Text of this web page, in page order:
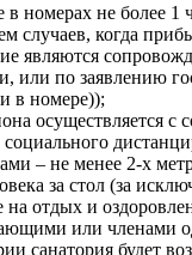
в номерах не более 1
случаев, когда
являются
или по заявлению
в номере));
осуществляется с
– не менее 2-х
за стол (за
отдых и
или членами
санатория будет